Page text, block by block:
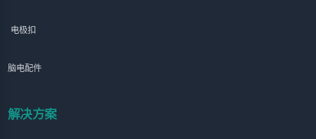
电极扣
脑电配件
解决方案